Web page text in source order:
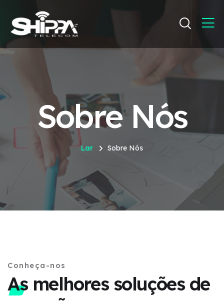
Sobre Nós
Lar Sobre Nós
Conheça-nos
As melhores soluções de